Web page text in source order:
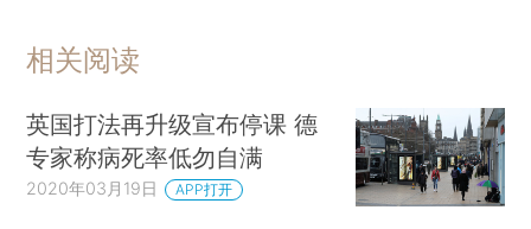
相关阅读
英国打法再升级宣布停课 德
专家称病死率低勿自满
2020年03月19日 APP打开